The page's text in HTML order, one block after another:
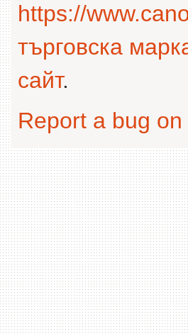
https://
търговска
сайт.
Report a bug